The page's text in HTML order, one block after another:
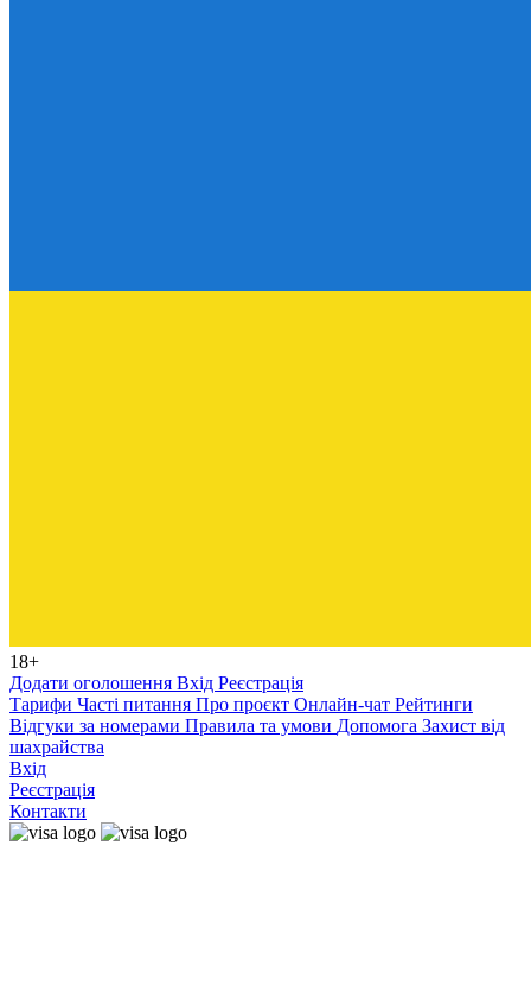
18+
Додати оголошення Вхід Реєстрація
Тарифи Часті питання Про проєкт Онлайн-чат Рейтинги
Відгуки за номерами Правила та умови Допомога Захист від
шахрайства
Вхід
Реєстрація
Контакти